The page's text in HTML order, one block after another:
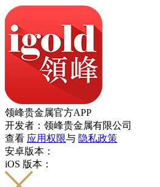
领峰贵金属官方APP
开发者：领峰贵金属有限公司
查看 应用权限与 隐私政策
安卓版本：
iOS 版本：